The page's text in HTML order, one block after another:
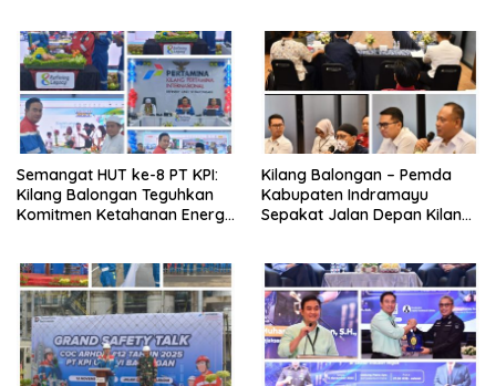
Semangat HUT ke-8 PT KPI:
Kilang Balongan Teguhkan
Komitmen Ketahanan Energi
Yayasan Pendidikan
Kilang Balongan – Pemda
Kabupaten Indramayu
Sepakat Jalan Depan Kilang
Sukaurip-Sukareja